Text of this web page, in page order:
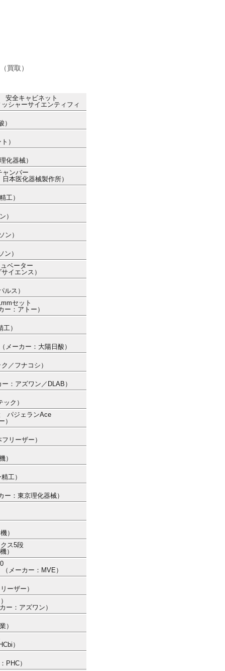
買取）
全キャビネット
シャーサイエンティフィ
）
化器械）
ンバー
本医化器械製作所）
工）
）
ン）
）
ベーター
イエンス）
ス）
セット
：アトー）
）
ーカー：大陽日酸）
／フナコシ）
：アズワン／DLAB）
ク）
パジェランAce
）
リーザー）
）
工）
：東京理化器械）
）
ス5段
）
メーカー：MVE）
ーザー）
ー：アズワン）
）
）
PHC）